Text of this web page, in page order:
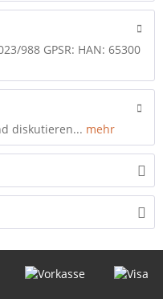
988 GPSR: HAN: 65300
diskutieren... mehr